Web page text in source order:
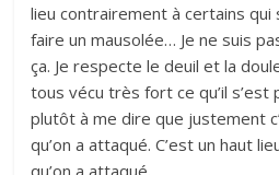
lieu contrairement à certains qui
faire un mausolée… Je ne suis
ça. Je respecte le deuil et la
tous vécu très fort ce qu’il s’est
plutôt à me dire que justement
qu’on a attaqué. C’est un haut